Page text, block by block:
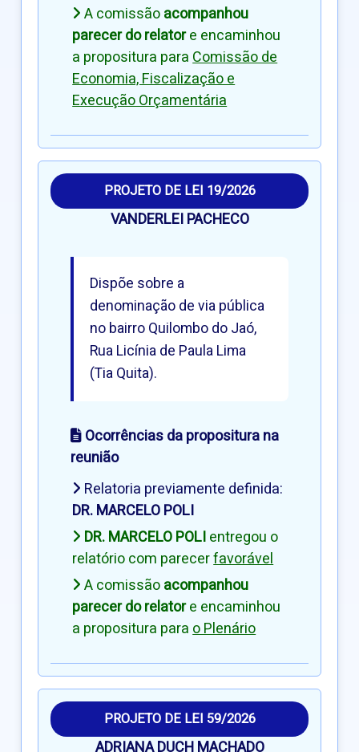
A comissãoacompanhou
parecer do relatore encaminhou
a propositura paraComissão de
Economia, Fiscalização e
Execução Orçamentária
PROJETO DE LEI 19/2026
VANDERLEI PACHECO
Dispõe sobre a
denominação de via pública
no bairro Quilombo do Jaó,
Rua Licínia de Paula Lima
(Tia Quita).
Ocorrências da propositura na
reunião
Relatoria previamente definida:
DR. MARCELO POLI
DR. MARCELO POLIentregou o
relatório com parecerfavorável
A comissãoacompanhou
parecer do relatore encaminhou
a propositura parao Plenário
PROJETO DE LEI 59/2026